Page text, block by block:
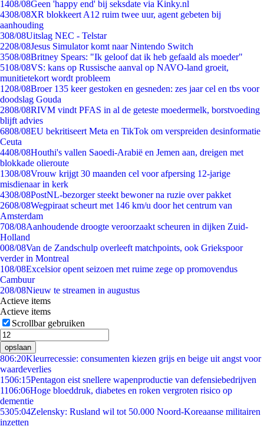
1408/08Geen 'happy end' bij seksdate via Kinky.nl
4308/08XR blokkeert A12 ruim twee uur, agent gebeten bij
aanhouding
308/08Uitslag NEC - Telstar
2208/08Jesus Simulator komt naar Nintendo Switch
3508/08Britney Spears: "Ik geloof dat ik heb gefaald als moeder"
5108/08VS: kans op Russische aanval op NAVO-land groeit,
munitietekort wordt probleem
1208/08Broer 135 keer gestoken en gesneden: zes jaar cel en tbs voor
doodslag Gouda
2808/08RIVM vindt PFAS in al de geteste moedermelk, borstvoeding
blijft advies
6808/08EU bekritiseert Meta en TikTok om verspreiden desinformatie
Ceuta
4408/08Houthi's vallen Saoedi-Arabië en Jemen aan, dreigen met
blokkade olieroute
1308/08Vrouw krijgt 30 maanden cel voor afpersing 12-jarige
misdienaar in kerk
4308/08PostNL-bezorger steekt bewoner na ruzie over pakket
2608/08Wegpiraat scheurt met 146 km/u door het centrum van
Amsterdam
708/08Aanhoudende droogte veroorzaakt scheuren in dijken Zuid-
Holland
008/08Van de Zandschulp overleeft matchpoints, ook Griekspoor
verder in Montreal
108/08Excelsior opent seizoen met ruime zege op promovendus
Cambuur
208/08Nieuw te streamen in augustus
Actieve items
Actieve items
Scrollbar gebruiken
opslaan
806:20Kleurrecessie: consumenten kiezen grijs en beige uit angst voor
waardeverlies
1506:15Pentagon eist snellere wapenproductie van defensiebedrijven
1106:06Hoge bloeddruk, diabetes en roken vergroten risico op
dementie
5305:04Zelensky: Rusland wil tot 50.000 Noord-Koreaanse militairen
inzetten